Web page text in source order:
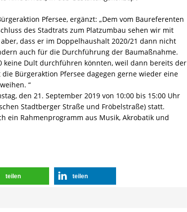
Pfersee, ergänzt: „Dem vom Baureferenten
des Stadtrats zum Platzumbau sehen wir mit
dass er im Doppelhaushalt 2020/21 dann nicht
auch für die Durchführung der Baumaßnahme.
keine Dult durchführen könnten, weil dann bereits der
Bürgeraktion Pfersee dagegen gerne wieder eine
“
den 21. September 2019 von 10:00 bis 15:00 Uhr
Stadtberger Straße und Fröbelstraße) statt.
ein Rahmenprogramm aus Musik, Akrobatik und
teilen teilen